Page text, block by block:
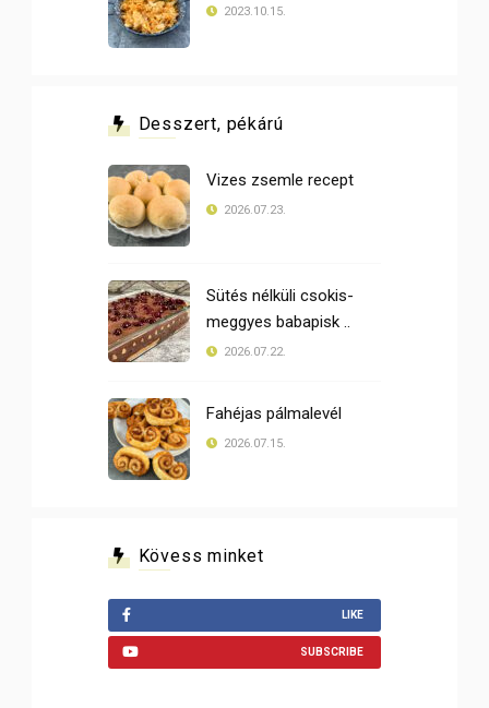
2023.10.15.
Desszert, pékárú
Vizes zsemle recept
2026.07.23.
Sütés nélküli csokis-
meggyes babapisk ..
2026.07.22.
Fahéjas pálmalevél
2026.07.15.
Kövess minket
LIKE
SUBSCRIBE